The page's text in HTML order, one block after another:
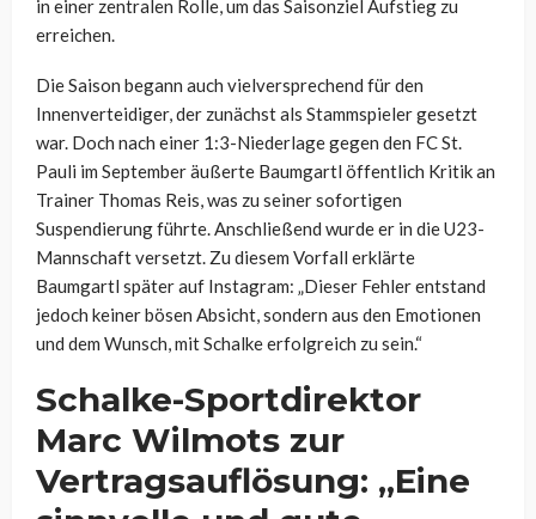
in einer zentralen Rolle, um das Saisonziel Aufstieg zu
erreichen.
Die Saison begann auch vielversprechend für den
Innenverteidiger, der zunächst als Stammspieler gesetzt
war. Doch nach einer 1:3-Niederlage gegen den FC St.
Pauli im September äußerte Baumgartl öffentlich Kritik an
Trainer Thomas Reis, was zu seiner sofortigen
Suspendierung führte. Anschließend wurde er in die U23-
Mannschaft versetzt. Zu diesem Vorfall erklärte
Baumgartl später auf Instagram: „Dieser Fehler entstand
jedoch keiner bösen Absicht, sondern aus den Emotionen
und dem Wunsch, mit Schalke erfolgreich zu sein.“
Schalke-Sportdirektor
Marc Wilmots zur
Vertragsauflösung: „Eine